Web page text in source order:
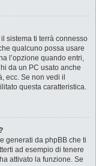
sistema ti terrà connesso
qualcuno possa usare
l’opzione quando entri,
da un PC usato anche
ecc. Se non vedi il
questa caratteristica.
generati da phpBB che ti
ad esempio di tenere
attivato la funzione. Se